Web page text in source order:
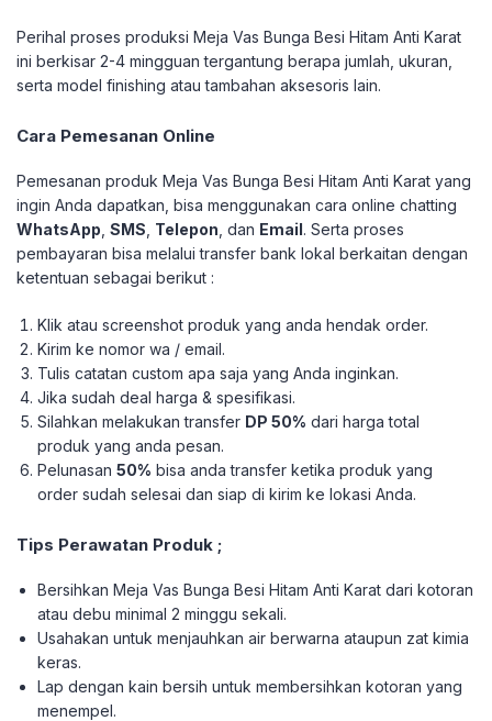
Perihal proses produksi Meja Vas Bunga Besi Hitam Anti Karat
ini berkisar 2-4 mingguan tergantung berapa jumlah, ukuran,
serta model finishing atau tambahan aksesoris lain.
Cara Pemesanan Online
Pemesanan produk Meja Vas Bunga Besi Hitam Anti Karat yang
ingin Anda dapatkan, bisa menggunakan cara online chatting
WhatsApp SMS Telepon , dan Email. Serta proses
pembayaran bisa melalui transfer bank lokal berkaitan dengan
ketentuan sebagai berikut :
Klik atau screenshot produk yang anda hendak order.
Kirim ke nomor wa / email.
Tulis catatan custom apa saja yang Anda inginkan.
Jika sudah deal harga & spesifikasi.
Silahkan melakukan transfer DP 50% dari harga total
produk yang anda pesan.
Pelunasan50% bisa anda transfer ketika produk yang
order sudah selesai dan siap di kirim ke lokasi Anda.
Tips Perawatan Produk ;
Bersihkan Meja Vas Bunga Besi Hitam Anti Karat dari kotoran
atau debu minimal 2 minggu sekali.
Usahakan untuk menjauhkan air berwarna ataupun zat kimia
keras.
Lap dengan kain bersih untuk membersihkan kotoran yang
menempel.